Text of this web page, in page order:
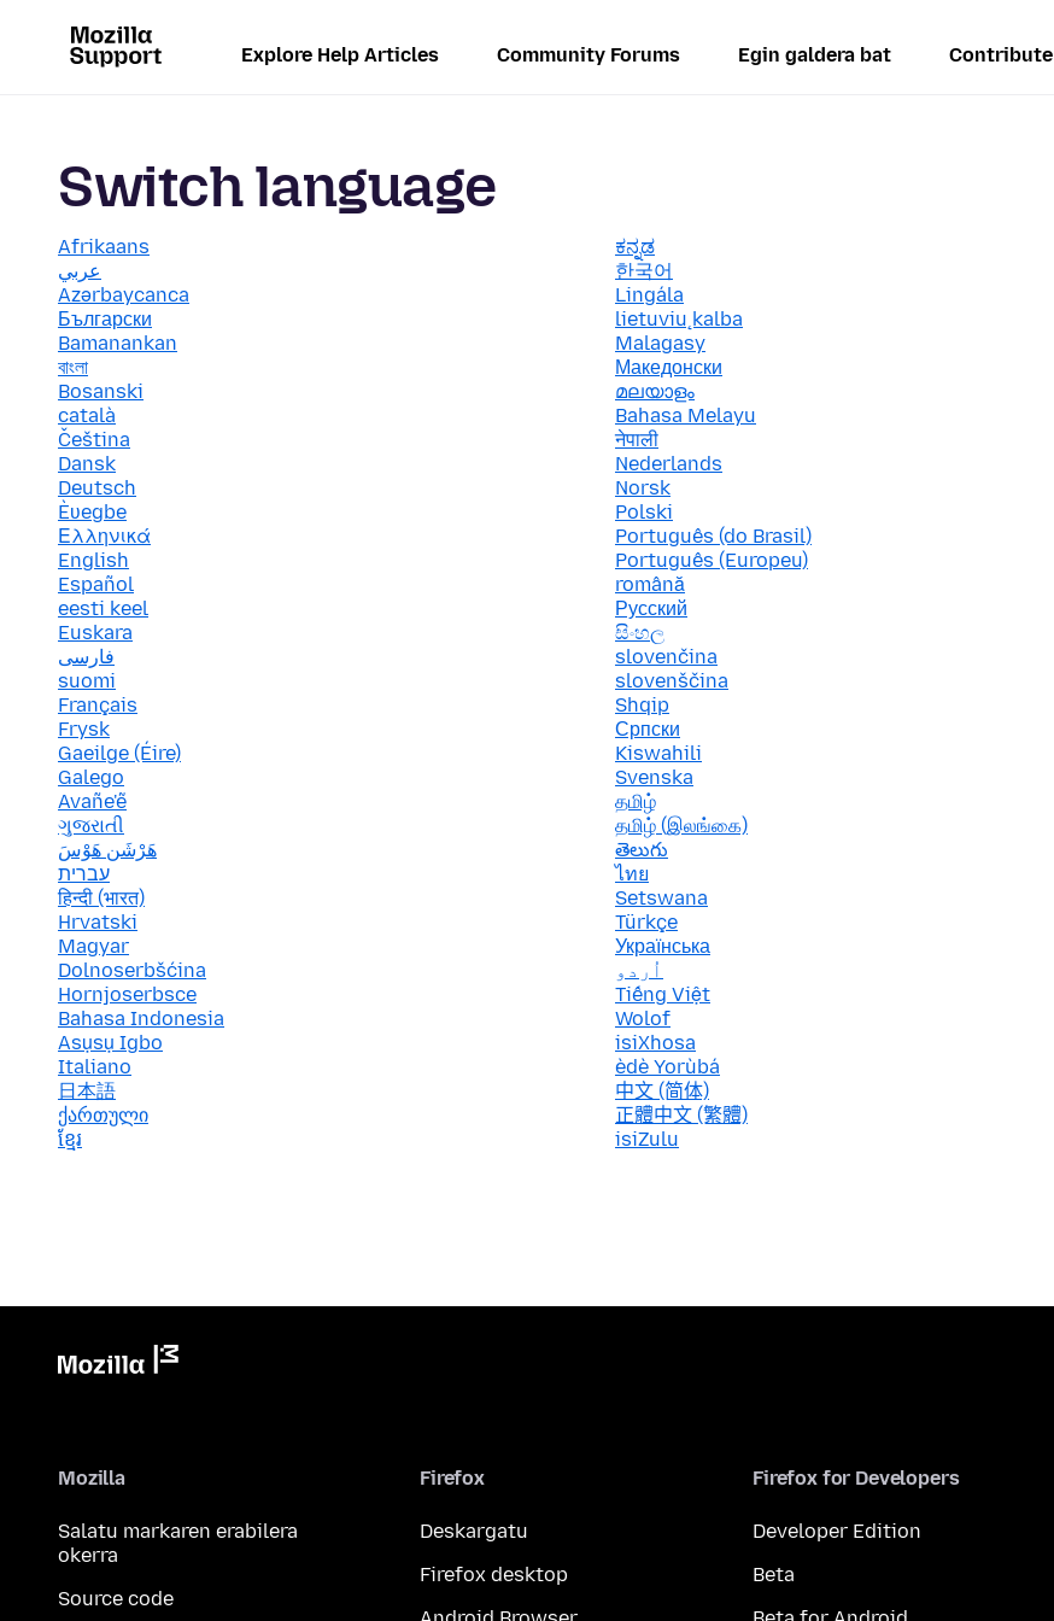
Explore Help Articles Community Forums Egin galdera bat Contribute
Switch language
Afrikaans
عربي
Azərbaycanca
Български
Bamanankan
বাংলা
Bosanski
català
Čeština
Dansk
Deutsch
Èʋegbe
Ελληνικά
English
Español
eesti keel
Euskara
فارسی
suomi
Français
Frysk
Gaeilge (Éire)
Galego
Avañe'ẽ
ગુજરાતી
هَرْشَن هَوْسَ
עברית
हिन्दी (भारत)
Hrvatski
Magyar
Dolnoserbšćina
Hornjoserbsce
Bahasa Indonesia
Asụsụ Igbo
Italiano
日本語
ქართული
ខ្មែរ
ಕನ್ನಡ
한국어
Lingála
lietuvių kalba
Malagasy
Македонски
മലയാളം
Bahasa Melayu
नेपाली
Nederlands
Norsk
Polski
Português (do Brasil)
Português (Europeu)
română
Русский
සිංහල
slovenčina
slovenščina
Shqip
Српски
Kiswahili
Svenska
தமிழ்
தமிழ் (இலங்கை)
తెలుగు
ไทย
Setswana
Türkçe
Українська
اُردو
Tiếng Việt
Wolof
isiXhosa
èdè Yorùbá
中文 (简体)
正體中文 (繁體)
isiZulu
Mozilla
Salatu markaren erabilera
okerra
Source code
Firefox
Deskargatu
Firefox desktop
Firefox for Developers
Developer Edition
Beta